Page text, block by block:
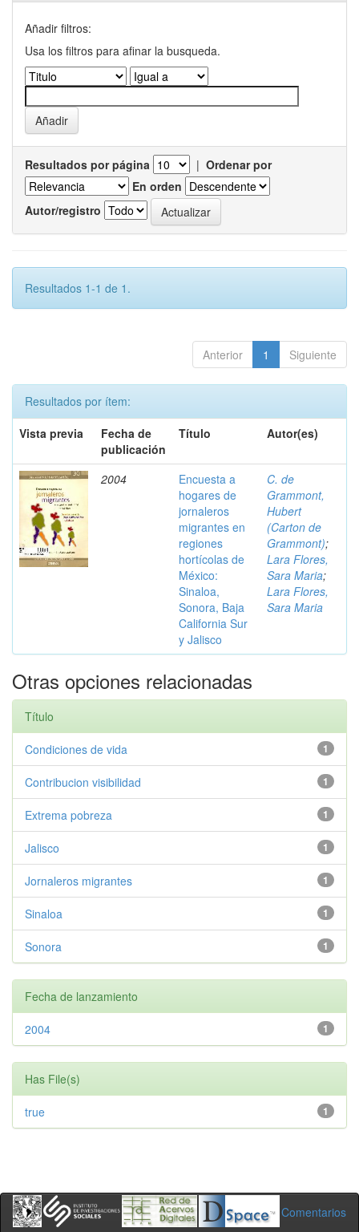
Añadir filtros:
Usa los filtros para afinar la busqueda.
Resultados por página | Ordenar por
En orden
Autor/registro
Resultados 1-1 de 1.
Anterior 1 Siguiente
Resultados por ítem:
Vista previa
Fecha de
publicación
Título Autor(es)
2004
Encuesta a
hogares de
jornaleros
migrantes en
regiones
hortícolas de
México:
Sinaloa,
Sonora, Baja
California Sur
y Jalisco
C. de
Grammont,
Hubert
(Carton de
Grammont);
Lara Flores,
Sara Maria;
Lara Flores,
Sara Maria
Otras opciones relacionadas
Título
1
Condiciones de vida
1
Contribucion visibilidad
1
Extrema pobreza
1
Jalisco
1
Jornaleros migrantes
1
Sinaloa
1
Sonora
Fecha de lanzamiento
1
2004
Has File(s)
1
true
Comentarios